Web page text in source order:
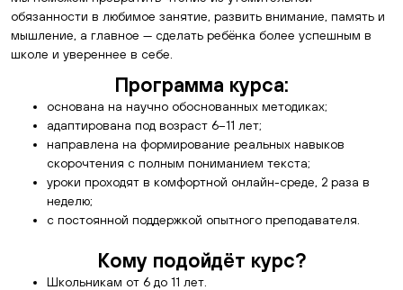
обязанности в любимое занятие, развить внимание, память и
мышление, а главное — сделать ребёнка более успешным в
школе и увереннее в себе.
Программа курса:
основана на научно обоснованных методиках;
адаптирована под возраст 6–11 лет;
направлена на формирование реальных навыков
скорочтения с полным пониманием текста;
уроки проходят в комфортной онлайн-среде, 2 раза в
неделю;
с постоянной поддержкой опытного преподавателя.
Кому подойдёт курс?
Школьникам от 6 до 11 лет.